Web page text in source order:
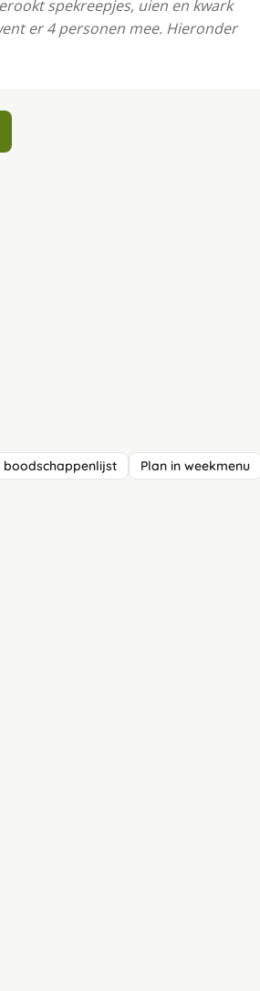
spekreepjes, uien en kwark
er 4 personen mee. Hieronder
boodschappenlijst Plan in weekmenu